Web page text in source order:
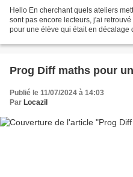
Hello En cherchant quels ateliers
sont pas encore lecteurs, j'ai
pour une élève qui était en décalage
Prog Diff maths pour
Publié le 11/07/2024 à 14:03
Par Locazil